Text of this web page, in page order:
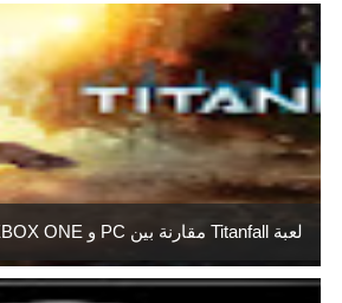
لعبة Titanfall مقارنة بين PC و XBOX ONE ايهما افضل